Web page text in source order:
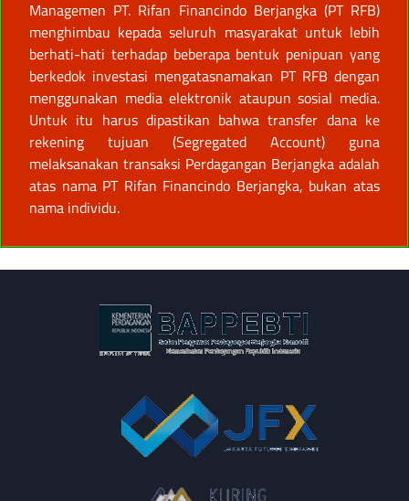
Managemen PT. Rifan Financindo Berjangka (PT RFB)
menghimbau kepada seluruh masyarakat untuk lebih
berhati-hati terhadap beberapa bentuk penipuan yang
berkedok investasi mengatasnamakan PT RFB dengan
menggunakan media elektronik ataupun sosial media.
Untuk itu harus dipastikan bahwa transfer dana ke
rekening tujuan (Segregated Account) guna
melaksanakan transaksi Perdagangan Berjangka adalah
atas nama PT Rifan Financindo Berjangka, bukan atas
nama individu.